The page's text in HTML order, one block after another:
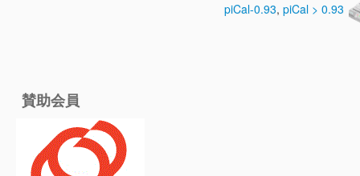
piCal-0.93, piCal > 0.93
賛助会員